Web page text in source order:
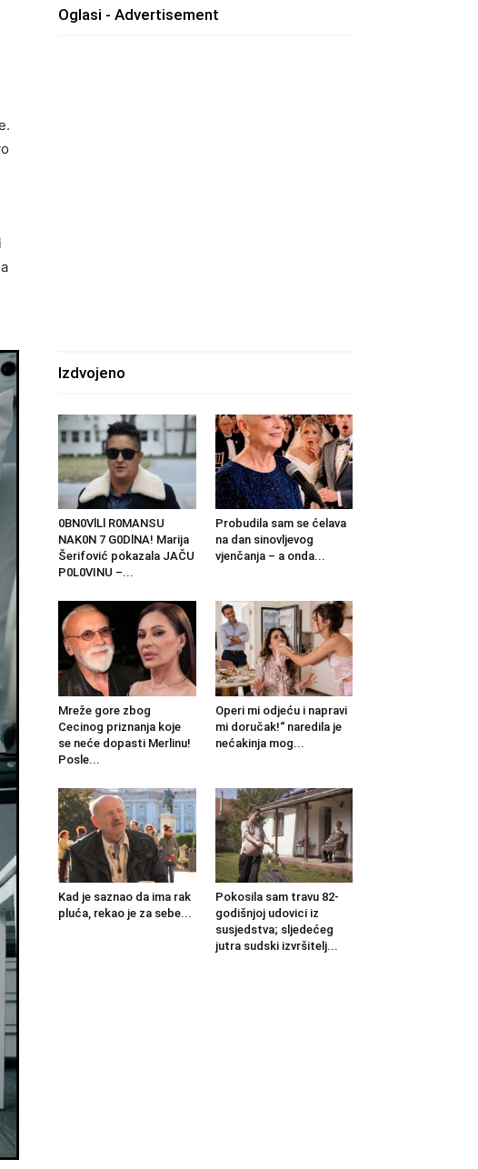
Oglasi - Advertisement
Izdvojeno
0BN0VlLl R0MANSU
NAK0N 7 G0DlNA! Marija
Šerifović pokazala JAČU
P0L0VINU –...
Probudila sam se ćelava
na dan sinovljevog
vjenčanja – a onda...
Mreže gore zbog
Cecinog priznanja koje
se neće dopasti Merlinu!
Posle...
Operi mi odjeću i napravi
mi doručak!“ naredila je
nećakinja mog...
Kad je saznao da ima rak
pluća, rekao je za sebe...
Pokosila sam travu 82-
godišnjoj udovici iz
susjedstva; sljedećeg
jutra sudski izvršitelj...